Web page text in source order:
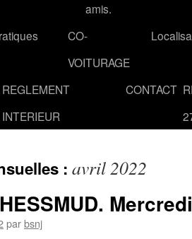
amis.
CO-
VOITURAGE
REGLEMENT
INTERIEUR
CONTACT
: avril 2022
parbsnj